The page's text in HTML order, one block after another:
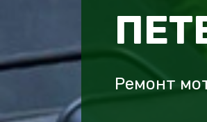
Ремонт